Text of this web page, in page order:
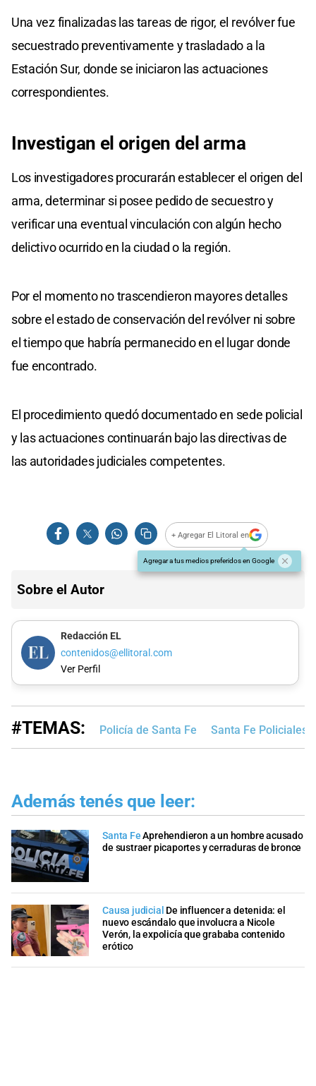
Una vez finalizadas las tareas de rigor, el revólver fue
secuestrado preventivamente y trasladado a la
Estación Sur, donde se iniciaron las actuaciones
correspondientes.
Investigan el origen del arma
Los investigadores procurarán establecer el origen del
arma, determinar si posee pedido de secuestro y
verificar una eventual vinculación con algún hecho
delictivo ocurrido en la ciudad o la región.
Por el momento no trascendieron mayores detalles
sobre el estado de conservación del revólver ni sobre
el tiempo que habría permanecido en el lugar donde
fue encontrado.
El procedimiento quedó documentado en sede policial
y las actuaciones continuarán bajo las directivas de
las autoridades judiciales competentes.
+ Agregar El Litoral en
Agregar a tus medios preferidos en Google
Sobre el Autor
Redacción EL
contenidos@ellitoral.com
Ver Perfil
#TEMAS: Policía de Santa Fe Santa Fe Policiales
Además tenés que leer:
Santa Fe Aprehendieron a un hombre acusado
de sustraer picaportes y cerraduras de bronce
Causa judicial De influencer a detenida: el
nuevo escándalo que involucra a Nicole
Verón, la expolicía que grababa contenido
erótico